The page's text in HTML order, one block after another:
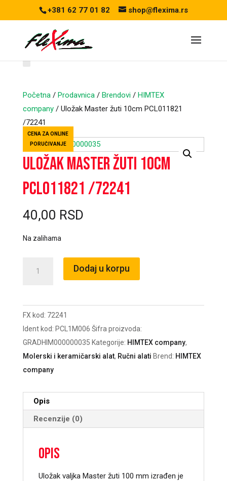
+381 62 77 01 82 shop@flexima.rs
Početna/ Prodavnica/ Brendovi/ HIMTEX
company/ Uložak Master žuti 10cm PCL011821
/72241
CENA ZA ONLINE
PORUČIVANJE
Uložak Master žuti 10cm
PCL011821 /72241
40,00 RSD
Na zalihama
10cm
PCL011821
/72241
količina
Dodaj u korpu
FX kod: 72241
Ident kod: PCL1M006 Šifra proizvoda:
GRADHIM000000035 Kategorije: HIMTEX company,
Molerski i keramičarski alat, Ručni alati Brend: HIMTEX
company
Opis
Recenzije (0)
Opis
Uložak valjka Master žuti 100 mm izrađen je